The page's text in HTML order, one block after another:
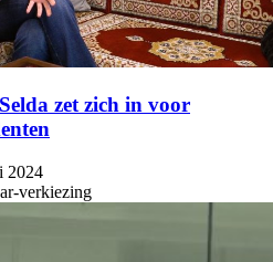
zet zich in voor
2024
verkiezing